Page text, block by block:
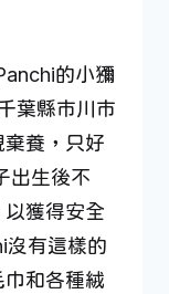
的小獼
葉縣市川市
養，只好
出生後不
獲得安全
沒有這樣的
和各種絨